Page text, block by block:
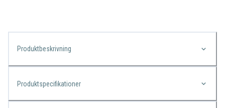
Produktbeskrivning
Produktspecifikationer